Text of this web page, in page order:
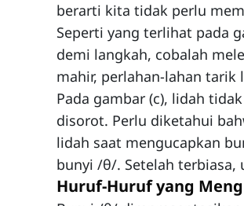
berarti kita tidak perlu
Seperti yang terlihat pada
demi langkah, cobalah
mahir, perlahan-lahan tarik
Pada gambar (c), lidah
disorot. Perlu diketahui
lidah saat mengucapkan
bunyi /θ/. Setelah terbiasa,
Huruf-Huruf yang